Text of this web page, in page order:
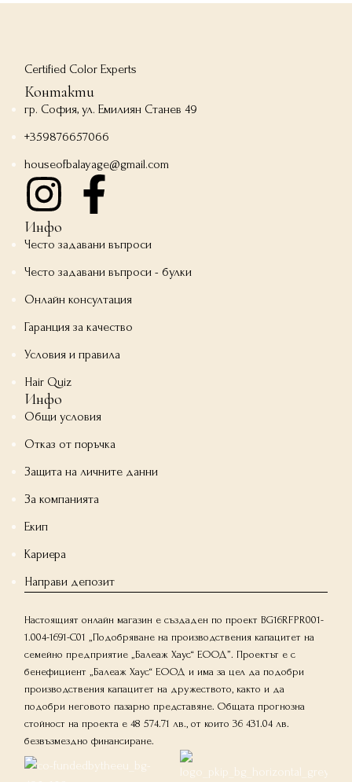
Certified Color Experts
Контакти
гр. София, ул. Емилиян Станев 49
+359876657066
houseofbalayage@gmail.com
Инфо
Често задавани въпроси
Често задавани въпроси - булки
Онлайн консултация
Гаранция за качество
Условия и правила
Hair Quiz
Инфо
Общи условия
Отказ от поръчка
Защита на личните данни
За компанията
Екип
Кариера
Направи депозит
Настоящият онлайн магазин е създаден по проект BG16RFPR001-
1.004-1691-C01 „Подобряване на производствения капацитет на
семейно предприятие „Балеаж Хаус“ ЕООД”. Проектът е с
бенефициент „Балеаж Хаус“ ЕООД и има за цел да подобри
производствения капацитет на дружеството, както и да
подобри неговото пазарно представяне. Общата прогнозна
стойност на проекта е 48 574.71 лв., от които 36 431.04 лв.
безвъзмездно финансиране.